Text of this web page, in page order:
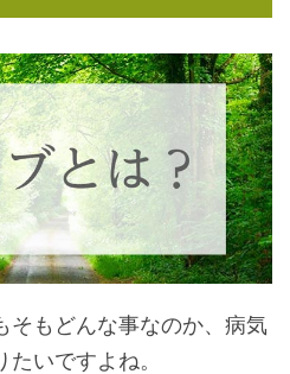
そもどんな事なのか、病気
いですよね。